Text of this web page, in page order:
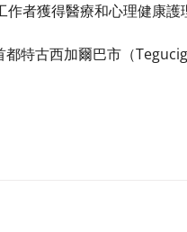
者獲得醫療和心理健康護
特古西加爾巴市（